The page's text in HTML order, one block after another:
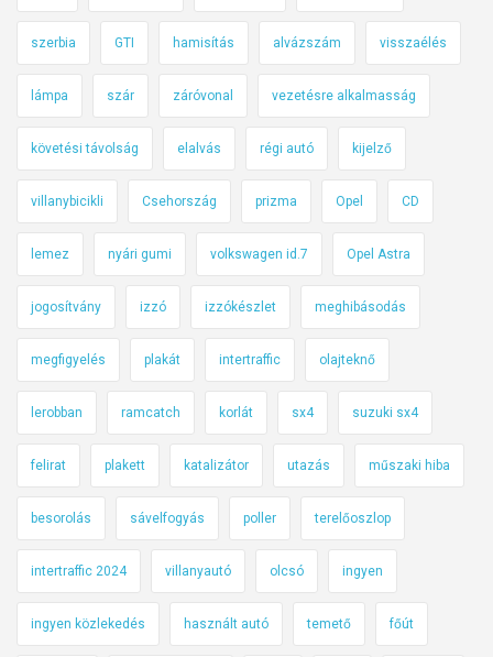
szerbia GTI hamisítás alvázszám visszaélés
lámpa szár záróvonal vezetésre alkalmasság
követési távolság elalvás régi autó kijelző
villanybicikli Csehország prizma Opel CD
lemez nyári gumi volkswagen id.7 Opel Astra
jogosítvány izzó izzókészlet meghibásodás
megfigyelés plakát intertraffic olajteknő
lerobban ramcatch korlát sx4 suzuki sx4
felirat plakett katalizátor utazás műszaki hiba
besorolás sávelfogyás poller terelőoszlop
intertraffic 2024 villanyautó olcsó ingyen
ingyen közlekedés használt autó temető főút